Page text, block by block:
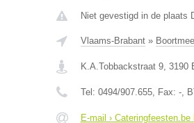
Niet gevestigd in de plaats
Vlaams-Brabant»
K.A.Tobbackstraat 9, 3190
Tel: 0494/907.655, Fax: -,
E-mail › Cateringfeesten.be